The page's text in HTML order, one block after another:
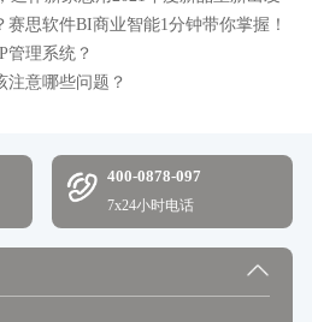
赛思软件BI商业智能1分钟带你掌握！
管理系统？
注意哪些问题？
400-0878-097
7x24小时电话